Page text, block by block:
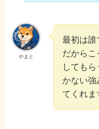
やまと
最初は誰
だからこ
しても
かない強
てくれま